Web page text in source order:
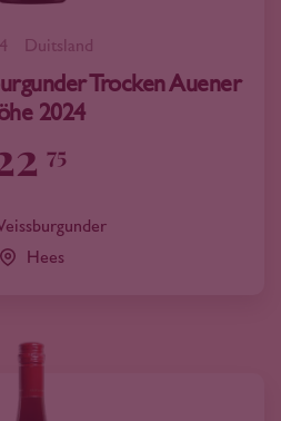
Duitsland
Trocken Auener
2024
75
Hees